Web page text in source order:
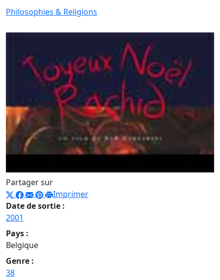
Philosophies & Religions
Partager sur
Imprimer
Date de sortie :
2001
Pays :
Belgique
Genre :
38